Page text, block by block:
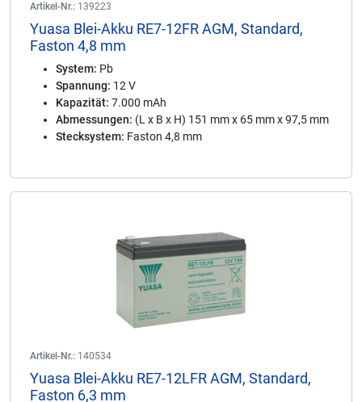
Artikel-Nr.: 139223
Yuasa Blei-Akku RE7-12FR AGM, Standard,
Faston 4,8 mm
System: Pb
Spannung: 12 V
Kapazität: 7.000 mAh
Abmessungen: (L x B x H) 151 mm x 65 mm x 97,5 mm
Stecksystem: Faston 4,8 mm
Artikel-Nr.: 140534
Yuasa Blei-Akku RE7-12LFR AGM, Standard,
Faston 6,3 mm